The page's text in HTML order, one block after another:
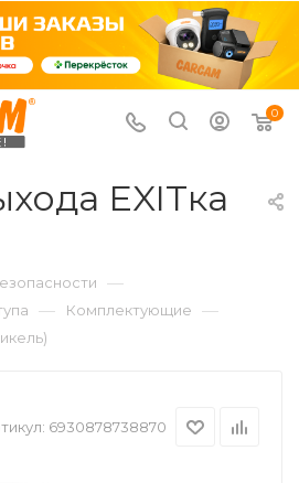
0
EXITка
—
— Комплектующие —
6930878738870